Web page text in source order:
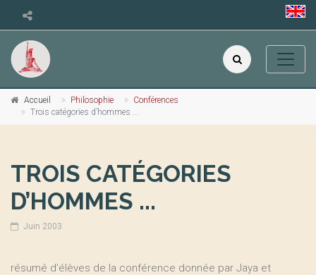
Accueil Philosophie
Conférences
Trois catégories d’hommes ...
TROIS CATÉGORIES
D’HOMMES ...
Juin 2003
résumé d’élèves de la conférence donnée par Jaya et